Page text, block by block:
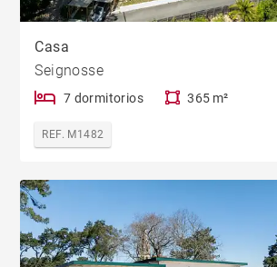
Casa
Seignosse
7 dormitorios 365 m²
REF. M1482